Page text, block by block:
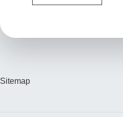
Doğumda
Sitemap